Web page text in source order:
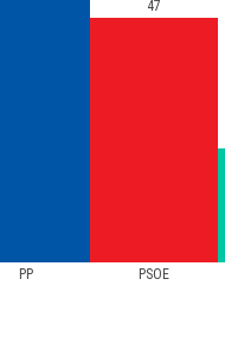
PP PSOE
47